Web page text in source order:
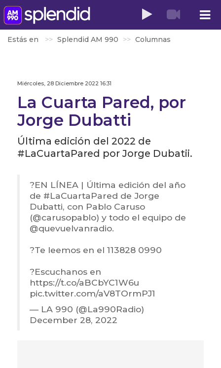
Estás en Splendid AM 990 Columnas
Miércoles, 28 Diciembre 2022 16:31
La Cuarta Pared, por
Jorge Dubatti
Última edición del 2022 de
#LaCuartaPared por Jorge Dubatii.
?️EN LÍNEA | Última edición del año
de #LaCuartaPared de Jorge
Dubatti, con Pablo Caruso
(@carusopablo) y todo el equipo de
@quevuelvanradio.
?Te leemos en el 113828 0990
?Escuchanos en
https://t.co/aBCbYC1W6u
pic.twitter.com/aV8TOrmPJ1
— LA 990 (@La990Radio)
December 28, 2022